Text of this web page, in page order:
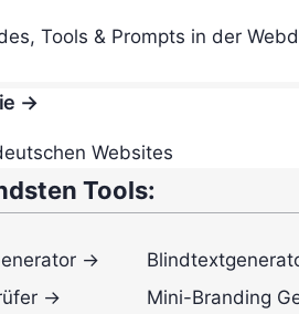
Tools & Prompts in der
→
Websites
Tools:
→
→
Mini-Branding